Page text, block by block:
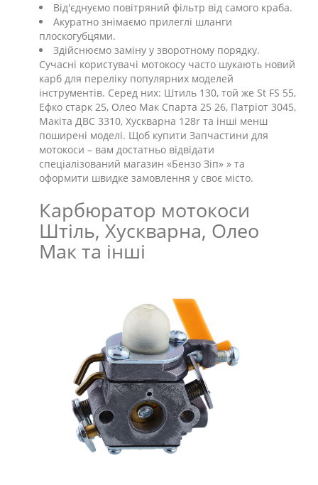
Від'єднуємо повітряний фільтр від самого краба.
Акуратно знімаємо прилеглі шланги
плоскогубцями.
Здійснюємо заміну у зворотному порядку.
Сучасні користувачі мотокосу часто шукають новий
карб для переліку популярних моделей
інструментів. Серед них: Штиль 130, той же St FS 55,
Ефко старк 25, Олео Мак Спарта 25 26, Патріот 3045,
Макіта ДВС 3310, Хускварна 128r та інші менш
поширені моделі. Щоб купити Запчастини для
мотокоси – вам достатньо відвідати
спеціалізований магазин «Бензо Зіп» » та
оформити швидке замовлення у своє місто.
Карбюратор мотокоси
Штіль, Хускварна, Олео
Мак та інші